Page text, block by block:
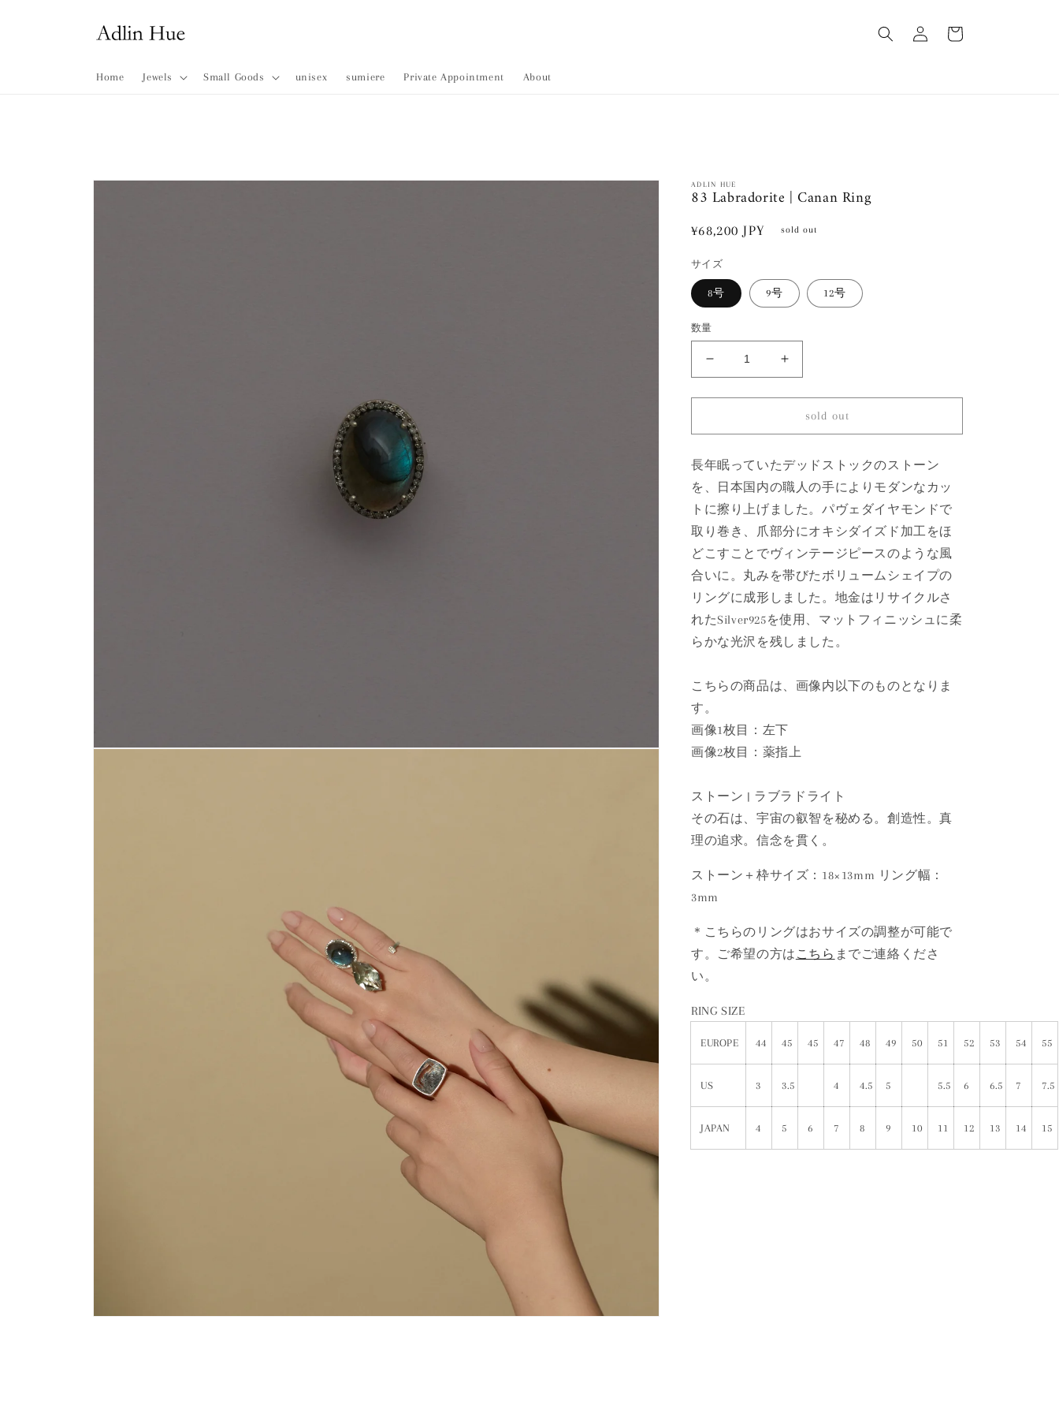
Home Jewels Small Goods unisex sumiere Private Appointment About
グ
イ
ー
商品情
ADLIN HUE
83 Labradorite | Canan Ring
通
価
格
¥68,200 JPY sold out
サイズ
8号 9号 12号
数量
Labradorite
|
Ring
数
量
を
減
す
83
Labradorite
|
Canan
Ring
数
量
を
増
す
sold out
長年眠っていたデッドストックのストーン
を、日本国内の職人の手によりモダンなカッ
トに擦り上げました。パヴェダイヤモンドで
取り巻き、爪部分にオキシダイズド加工をほ
どこすことでヴィンテージピースのような風
合いに。丸みを帯びたボリュームシェイプの
リングに成形しました。地金はリサイクルさ
れたSilver925を使用、マットフィニッシュに柔
らかな光沢を残しました。
こちらの商品は、画像内以下のものとなりま
す。
画像1枚目：左下
画像2枚目：薬指上
ストーン | ラブラドライト
その石は、宇宙の叡智を秘める。創造性。真
理の追求。信念を貫く。
ストーン＋枠サイズ：18×13mm リング幅：
3mm
＊こちらのリングはおサイズの調整が可能で
す。ご希望の方は こちら までご連絡くださ
い。
RING SIZE
EUROPE 44 45 45 47 48 49 50 51 52 53 54 55
US 3 3.5 4 4.5 5 5.5 6 6.5 7 7.5
JAPAN 4 5 6 7 8 9 10 11 12 13 14 15